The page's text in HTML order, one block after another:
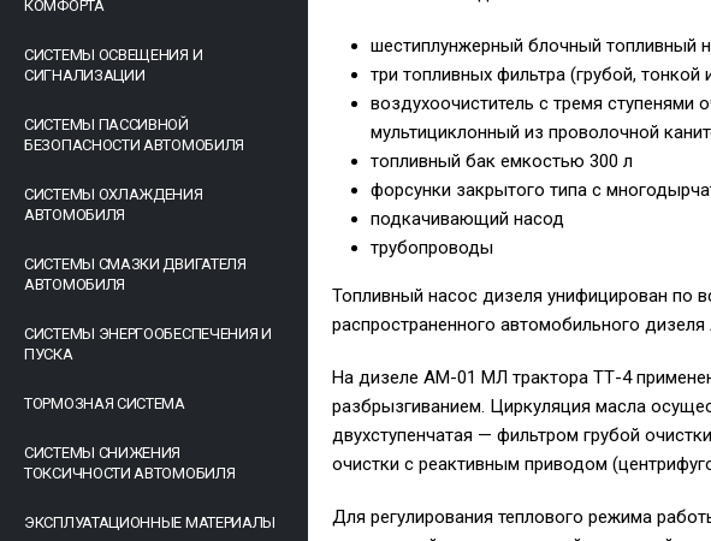
КОМФОРТА
СИСТЕМЫ ОСВЕЩЕНИЯ И
СИГНАЛИЗАЦИИ
СИСТЕМЫ ПАССИВНОЙ
БЕЗОПАСНОСТИ АВТОМОБИЛЯ
СИСТЕМЫ ОХЛАЖДЕНИЯ
АВТОМОБИЛЯ
СИСТЕМЫ СМАЗКИ ДВИГАТЕЛЯ
АВТОМОБИЛЯ
СИСТЕМЫ ЭНЕРГООБЕСПЕЧЕНИЯ И
ПУСКА
ТОРМОЗНАЯ СИСТЕМА
СИСТЕМЫ СНИЖЕНИЯ
ТОКСИЧНОСТИ АВТОМОБИЛЯ
ЭКСПЛУАТАЦИОННЫЕ МАТЕРИАЛЫ
шестиплунжерный блочный топливный
три топливных фильтра (грубой,
воздухоочиститель с тремя ступенями
мультициклонный из проволочной
топливный бак емкостью 300 л
форсунки закрытого типа с
подкачивающий насод
трубопроводы
Топливный насос дизеля унифицирован по
распространенного автомобильного
На дизеле АМ-01 МЛ трактора ТТ-4
разбрызгиванием. Циркуляция масла
двухступенчатая — фильтром грубой
очистки с реактивным приводом
Для регулирования теплового режима